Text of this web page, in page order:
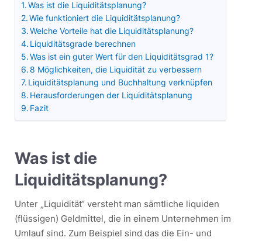
Was ist die Liquiditätsplanung?
Wie funktioniert die Liquiditätsplanung?
Welche Vorteile hat die Liquiditätsplanung?
Liquiditätsgrade berechnen
Was ist ein guter Wert für den Liquiditätsgrad 1?
8 Möglichkeiten, die Liquidität zu verbessern
Liquiditätsplanung und Buchhaltung verknüpfen
Herausforderungen der Liquiditätsplanung
Fazit
Was ist die
Liquiditätsplanung?
Unter „Liquidität“ versteht man sämtliche liquiden
(flüssigen) Geldmittel, die in einem Unternehmen im
Umlauf sind. Zum Beispiel sind das die Ein- und